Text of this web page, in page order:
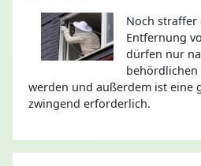
Noch
Entfernung
dürfen nur
werden und außerdem ist eine
zwingend erforderlich.